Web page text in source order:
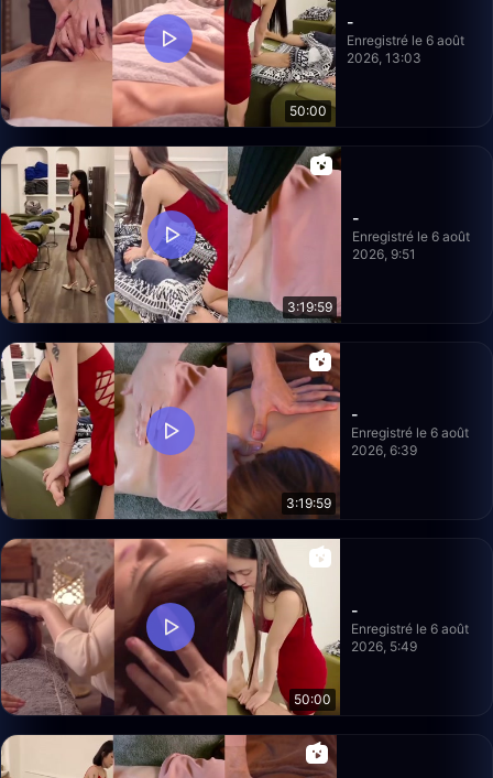
50:00
-
Enregistré le 6 août
2026, 13:03
3:19:59
-
Enregistré le 6 août
2026, 9:51
3:19:59
-
Enregistré le 6 août
2026, 6:39
50:00
-
Enregistré le 6 août
2026, 5:49